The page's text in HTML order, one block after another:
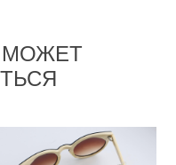
МОЖЕТ